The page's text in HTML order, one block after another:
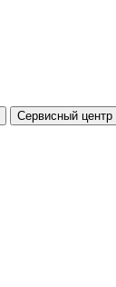
Сервисный центр